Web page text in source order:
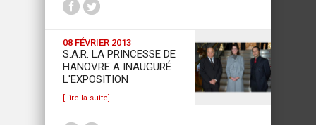
08 FÉVRIER 2013
S.A.R. LA PRINCESSE DE
HANOVRE A INAUGURÉ
L'EXPOSITION
[Lire la suite]